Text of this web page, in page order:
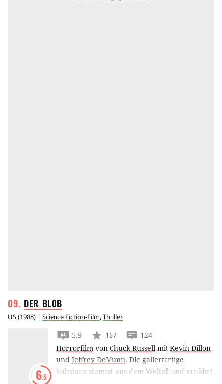
DER BLOB
US(1988) | Science Fiction-Film,Thriller
6.5
5.9 167
124
Horrorfilm von Chuck Russell mit Kevin Dillon
und Jeffrey DeMunn. Die gallertartige
Substanz stammt aus dem Weltall und ernährt